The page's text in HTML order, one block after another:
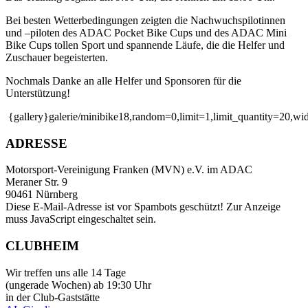
Bei besten Wetterbedingungen zeigten die Nachwuchspilotinnen
und –piloten des ADAC Pocket Bike Cups und des ADAC Mini
Bike Cups tollen Sport und spannende Läufe, die die Helfer und
Zuschauer begeisterten.
Nochmals Danke an alle Helfer und Sponsoren für die
Unterstützung!
{gallery}galerie/
ADRESSE
Motorsport-Vereinigung Franken (MVN) e.V. im ADAC
Meraner Str. 9
90461 Nürnberg
Diese E-Mail-Adresse ist vor Spambots geschützt! Zur Anzeige
muss JavaScript eingeschaltet sein.
CLUBHEIM
Wir treffen uns alle 14 Tage
(ungerade Wochen) ab 19:30 Uhr
in der Club-Gaststätte